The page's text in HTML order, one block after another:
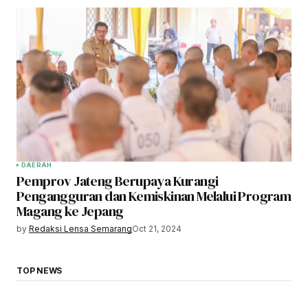
DAERAH
Pemprov Jateng Berupaya Kurangi
Pengangguran dan Kemiskinan Melalui Program
Magang ke Jepang
by Redaksi Lensa SemarangOct 21, 2024
TOP NEWS